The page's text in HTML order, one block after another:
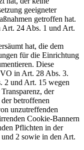
geeigneter
getroffen hat.
Art. 24 Abs. 1 und Art.
hat, die dem
für die Einrichtung
Diese
in Art. 28 Abs. 3.
2 und Art. 15 wegen
der
betroffenen
unzutreffenden
Cookie-Bannern
Pflichten in der
2 sowie in den Art.